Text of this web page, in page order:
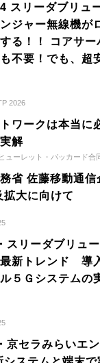
スリーダブリュ
ジャー無線機が
る！！ コアサ
不要！でも、
2026
ワークは本当に
解
ューレット・パッカード合
務省 佐藤移動通
大に向けて
スリーダブリュ
最新トレンド 導
５Ｇシステムの
京セラみらいエ